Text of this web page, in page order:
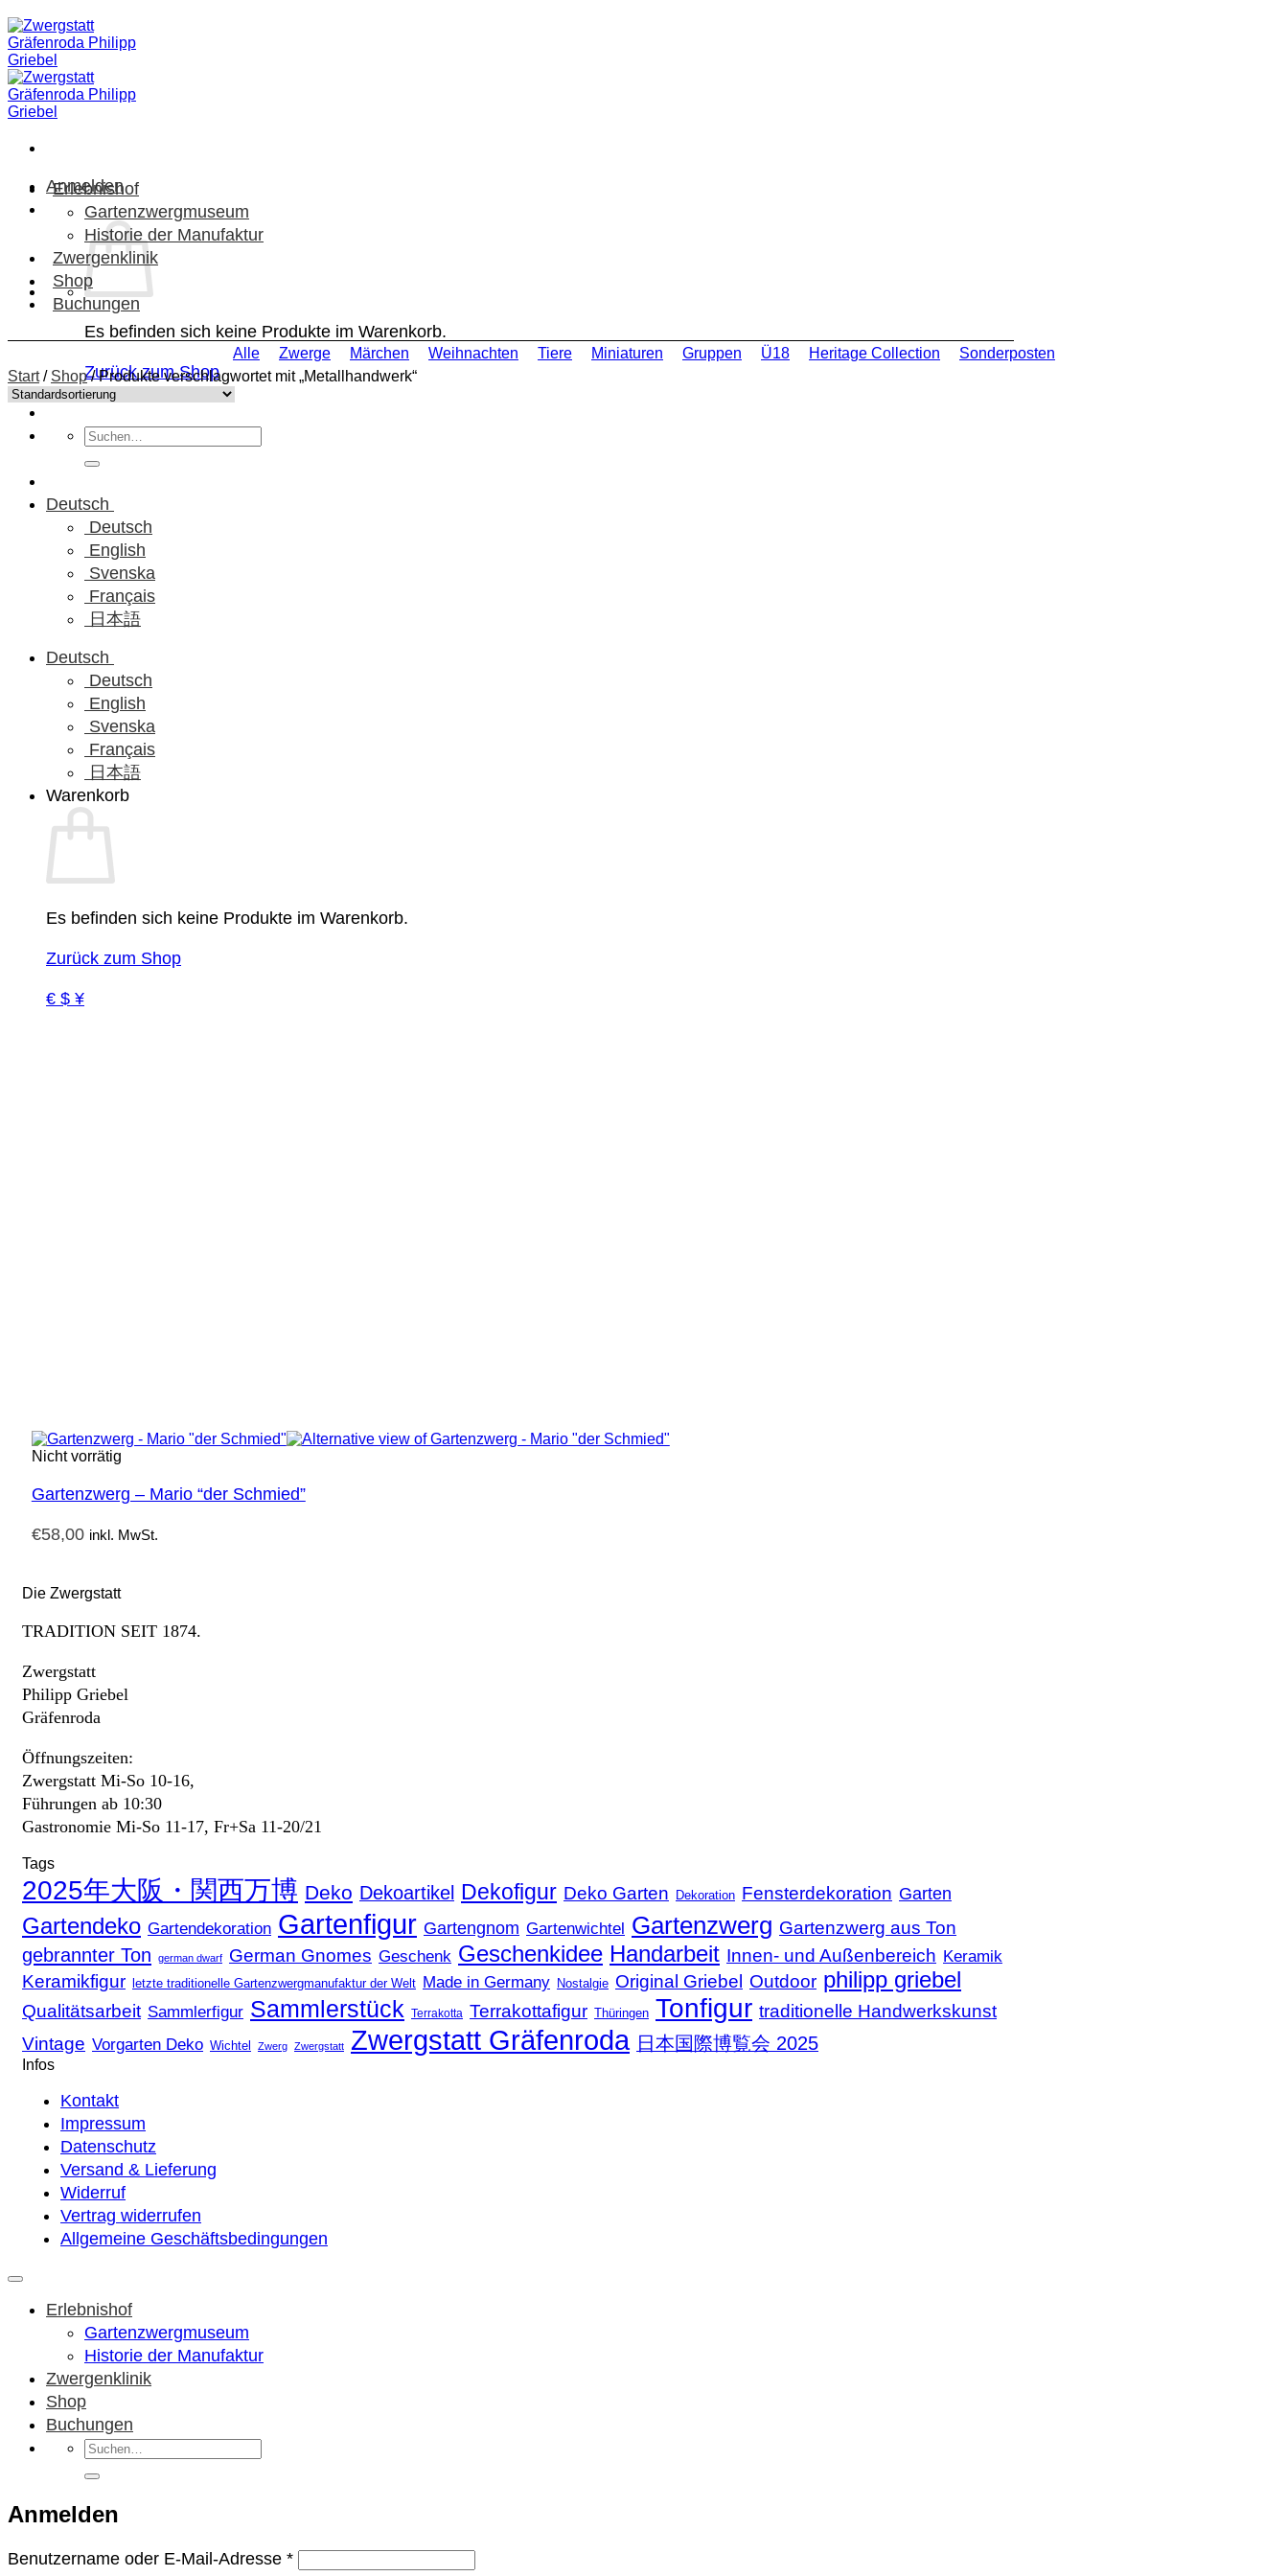
Zum
Inhalt
springen
Anmelden
Es befinden sich keine Produkte im Warenkorb.
Zurück zum Shop
Suchen
nach:
Deutsch
Deutsch
English
Svenska
Français
日本語
Deutsch
Deutsch
English
Svenska
Français
日本語
Warenkorb
Es befinden sich keine Produkte im Warenkorb.
Zurück zum Shop
€ $ ¥
Erlebnishof
Gartenzwergmuseum
Historie der Manufaktur
Zwergenklinik
Shop
Buchungen
Alle Zwerge Märchen Weihnachten Tiere Miniaturen Gruppen Ü18 Heritage Collection
Sonderposten
Start / Shop /Produkte verschlagwortet mit „Metallhandwerk“
Nicht vorrätig
Gartenzwerg – Mario “der Schmied”
€58,00 inkl. MwSt.
Die Zwergstatt
TRADITION SEIT 1874.
Zwergstatt
Philipp Griebel
Gräfenroda
Öffnungszeiten:
Zwergstatt Mi-So 10-16,
Führungen ab 10:30
Gastronomie Mi-So 11-17, Fr+Sa 11-20/21
Tags
2025年大阪・関西万博 Deko Dekoartikel Dekofigur Deko Garten Dekoration Fensterdekoration Garten
Gartendeko Gartendekoration Gartenfigur Gartengnom Gartenwichtel Gartenzwerg Gartenzwerg aus Ton
gebrannter Ton german dwarf German Gnomes Geschenk Geschenkidee Handarbeit Innen- und Außenbereich Keramik
Keramikfigur letzte traditionelle Gartenzwergmanufaktur der Welt Made in Germany Nostalgie Original Griebel Outdoor philipp griebel
Qualitätsarbeit Sammlerfigur Sammlerstück Terrakotta Terrakottafigur Thüringen Tonfigur traditionelle Handwerkskunst
Vintage Vorgarten Deko Wichtel Zwerg Zwergstatt Zwergstatt Gräfenroda 日本国際博覧会 2025
Infos
Kontakt
Impressum
Datenschutz
Versand & Lieferung
Widerruf
Vertrag widerrufen
Allgemeine Geschäftsbedingungen
Erlebnishof
Gartenzwergmuseum
Historie der Manufaktur
Zwergenklinik
Shop
Buchungen
Suchen
nach:
Anmelden
Benutzername oder E-Mail-Adresse *Erforderlich